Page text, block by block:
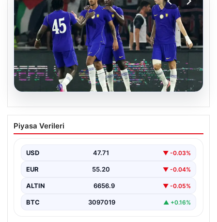
08.08.2026
Chelsea, Milan Karşısında Hazırlık
Maçında Fark Yarattı
maçında İtalya'nın köklü takımlarından Milan'ı 3-0
mağlup ederek…
Piyasa Verileri
USD 47.71 ▼ -0.03%
EUR 55.20 ▼ -0.04%
ALTIN 6656.9 ▼ -0.05%
BTC 3097019 ▲ +0.16%